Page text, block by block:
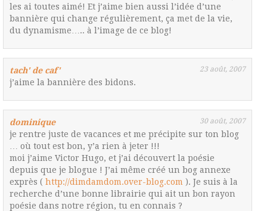
les ai toutes aimé! Et j’aime bien aussi l’idée d’une
bannière qui change régulièrement, ça met de la vie,
du dynamisme….. à l’image de ce blog!
tach' de caf' 23 août, 2007
j’aime la bannière des bidons.
dominique 30 août, 2007
je rentre juste de vacances et me précipite sur ton blog
… où tout est bon, y’a rien à jeter !!!
moi j’aime Victor Hugo, et j’ai découvert la poésie
depuis que je blogue ! J’ai même créé un bog annexe
exprès (http://dimdamdom.over-blog.com ). Je suis à la
recherche d’une bonne librairie qui ait un bon rayon
poésie dans notre région, tu en connais ?